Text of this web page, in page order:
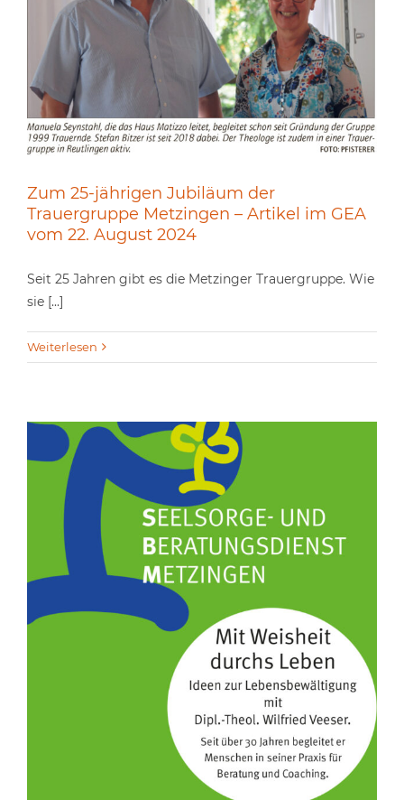
Zum 25-jährigen Jubiläum der
Trauergruppe Metzingen – Artikel im GEA
vom 22. August 2024
Seit 25 Jahren gibt es die Metzinger Trauergruppe. Wie
sie [...]
Weiterlesen